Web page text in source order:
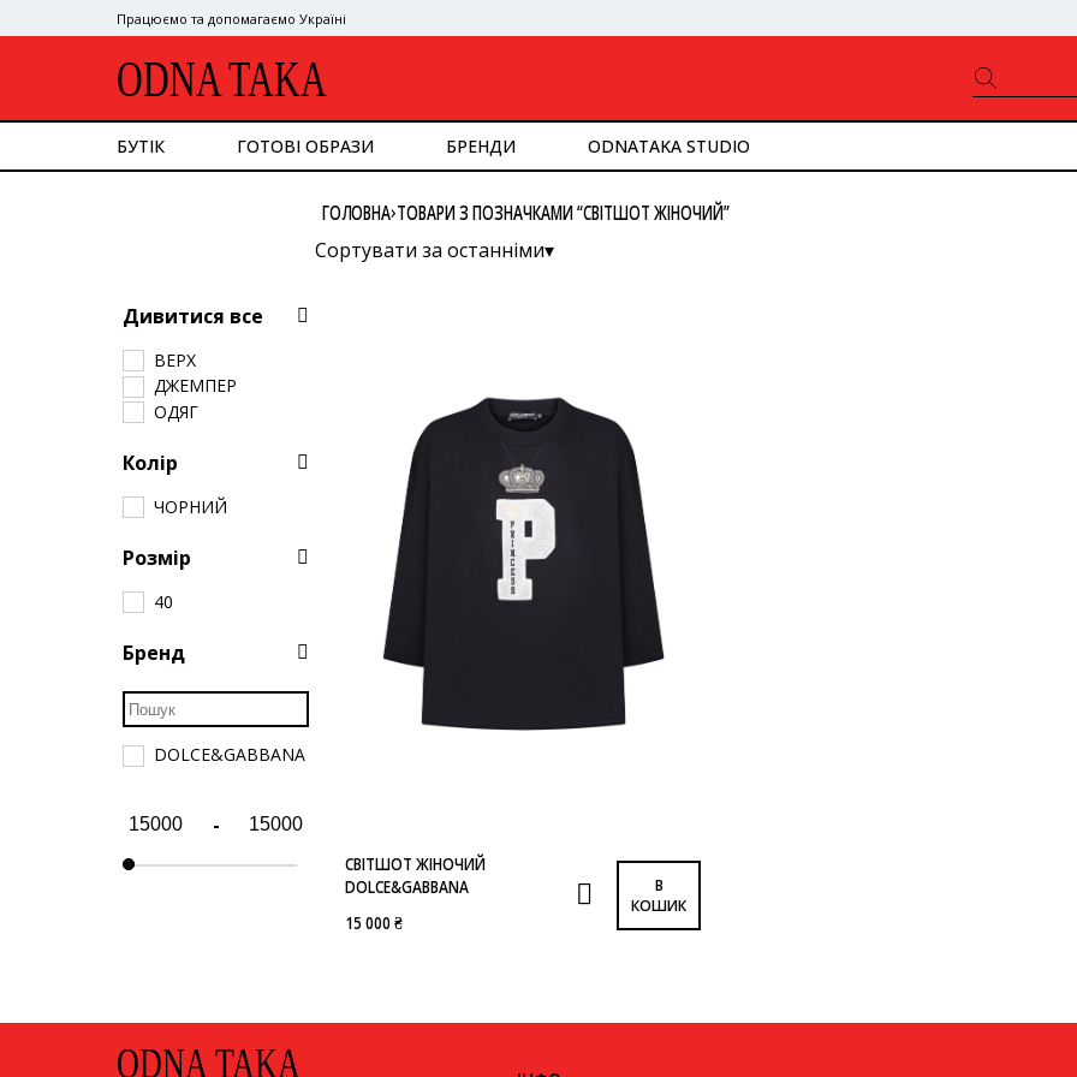
Працюємо та допомагаємо Україні
ODNA TAKA
БУТІК
НИЗ
СУМКИ
ВЗУТТЯ
АКСЕСУАРИ
GOOGLE
ГОТОВІ ОБРАЗИ БРЕНДИ ODNATAKA STUDIO
ГОЛОВНА›ТОВАРИ З ПОЗНАЧКАМИ “СВІТШОТ ЖІНОЧИЙ”
Сортувати за останніми▾
СВІТШОТ ЖІНОЧИЙ
DOLCE&GABBANA
15 000 ₴
В
КОШИК
Дивитися все
ВЕРХ
ДЖЕМПЕР
ОДЯГ
Колір
ЧОРНИЙ
Розмір
40
Бренд
DOLCE&GABBANA
-
ODNA TAKA